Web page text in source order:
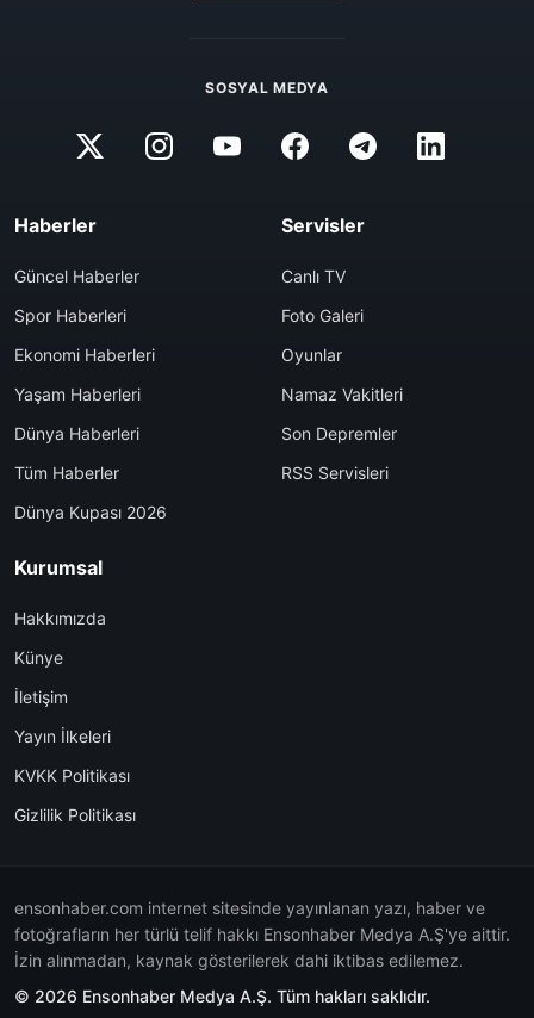
SOSYAL MEDYA
Haberler
Güncel Haberler
Spor Haberleri
Ekonomi Haberleri
Yaşam Haberleri
Dünya Haberleri
Tüm Haberler
Dünya Kupası 2026
Servisler
Canlı TV
Foto Galeri
Oyunlar
Namaz Vakitleri
Son Depremler
RSS Servisleri
Kurumsal
Hakkımızda
Künye
İletişim
Yayın İlkeleri
KVKK Politikası
Gizlilik Politikası
ensonhaber.com internet sitesinde yayınlanan yazı, haber ve
fotoğrafların her türlü telif hakkı Ensonhaber Medya A.Ş'ye aittir.
İzin alınmadan, kaynak gösterilerek dahi iktibas edilemez.
© 2026 Ensonhaber Medya A.Ş. Tüm hakları saklıdır.